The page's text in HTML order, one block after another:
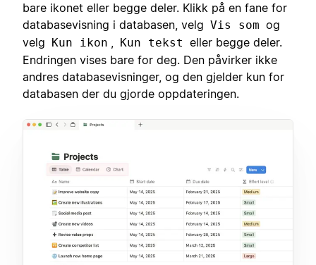
bare ikonet eller begge deler. Klikk på en fane for
databasevisning i databasen, velg Vis som og
velg
Kun ikon , Kun tekst eller begge deler.
Endringen vises bare for deg. Den påvirker ikke
andres databasevisninger, og den gjelder kun for
databasen der du gjorde oppdateringen.